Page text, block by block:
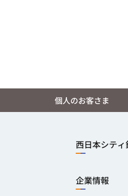
個人のお客さま
西日本シテ
企業情報